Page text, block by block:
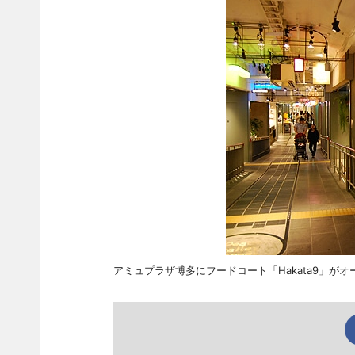
アミュプラザ博多にフードコート「Hakata9」がオ